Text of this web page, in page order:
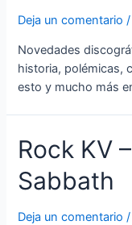
Deja un comentario /
Novedades
historia, polémicas,
esto y mucho más
Rock KV
Sabbath
Deja un comentario /